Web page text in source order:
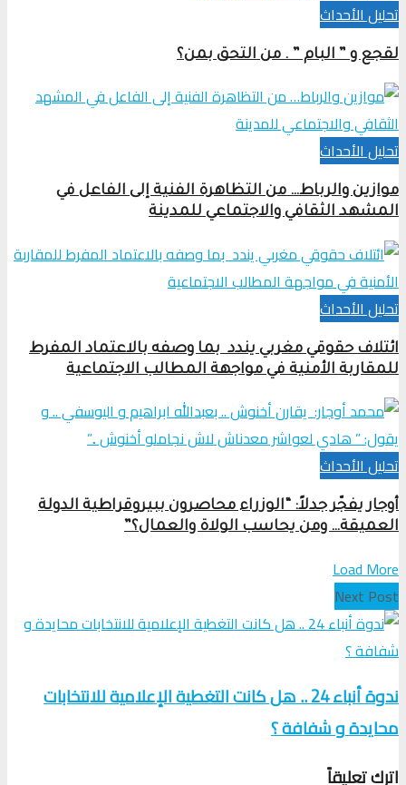
تحلیل الأحداث
لقجع و ” البام ” . من التحق بمن؟
تحلیل الأحداث
موازين والرباط… من التظاهرة الفنية إلى الفاعل في
المشهد الثقافي والاجتماعي للمدينة
تحلیل الأحداث
ائتلاف حقوقي مغربي يندد بما وصفه بالاعتماد المفرط
للمقاربة الأمنية في مواجهة المطالب الاجتماعية
تحلیل الأحداث
أوجار يفجّر جدلاً: “الوزراء محاصرون ببيروقراطية الدولة
العميقة… ومن يحاسب الولاة والعمال؟”
Load More
Next Post
ندوة أنباء 24 .. هل كانت التغطية الإعلامية للانتخابات
محايدة و شفافة ؟
اترك تعليقاً